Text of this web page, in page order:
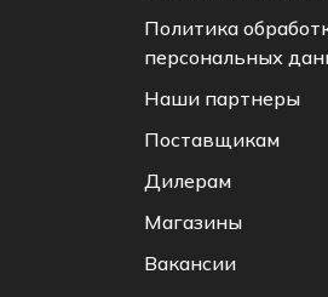
Политика
персональных
Наши партнеры
Поставщикам
Дилерам
Магазины
Вакансии